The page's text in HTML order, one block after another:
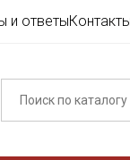
и ответыКонтакты